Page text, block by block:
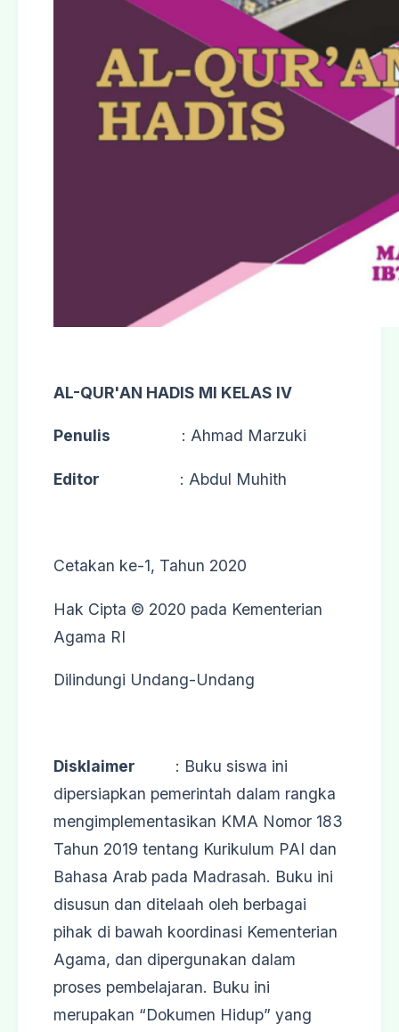
AL-QUR'AN HADIS MI KELAS IV
Penulis : Ahmad Marzuki
Editor : Abdul Muhith
Cetakan ke-1, Tahun 2020
Hak Cipta © 2020 pada Kementerian
Agama RI
Dilindungi Undang-Undang
Disklaimer : Buku siswa ini
dipersiapkan pemerintah dalam rangka
mengimplementasikan KMA Nomor 183
Tahun 2019 tentang Kurikulum PAI dan
Bahasa Arab pada Madrasah. Buku ini
disusun dan ditelaah oleh berbagai
pihak di bawah koordinasi Kementerian
Agama, dan dipergunakan dalam
proses pembelajaran. Buku ini
merupakan “Dokumen Hidup” yang